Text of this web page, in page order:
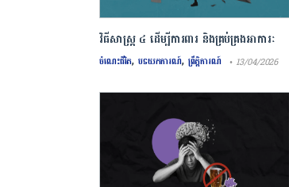
វិធីសាស្រ្ត ៤ ​ដើម្បី​ការពារ និងគ្រប់គ្រង​អាការៈ
Burnout
ចំណេះជីវិត, បទយកការណ៍, ព្រឹត្តិការណ៍ • 13/04/2026